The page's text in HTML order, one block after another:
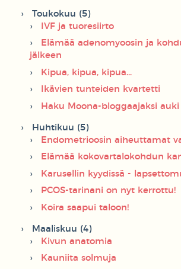
Toukokuu (5)
IVF ja tuoresiirto
Elämää adenomyoosin ja
jälkeen
Kipua, kipua, kipua...
Ikävien tunteiden kvartetti
Haku Moona-bloggaajaksi auki
Huhtikuu (5)
Endometrioosin aiheuttamat
Elämää kokovartalokohdun
Karusellin kyydissä -
PCOS-tarinani on nyt kerrottu!
Koira saapui taloon!
Maaliskuu (4)
Kivun anatomia
Kauniita solmuja